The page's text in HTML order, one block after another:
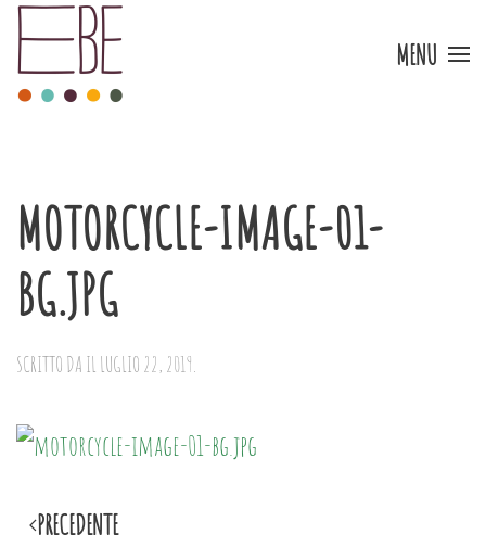
Skip to main content MENU
MOTORCYCLE-IMAGE-01-
BG.JPG
SCRITTO DA IL LUGLIO 22, 2019.
PRECEDENTE